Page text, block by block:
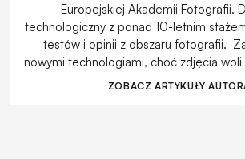
Europejskiej Akademii Fotografii.
technologiczny z ponad 10-letnim
testów i opinii z obszaru fotografii.
nowymi technologiami, choć zdjęcia
ZOBACZ ARTYKUŁY